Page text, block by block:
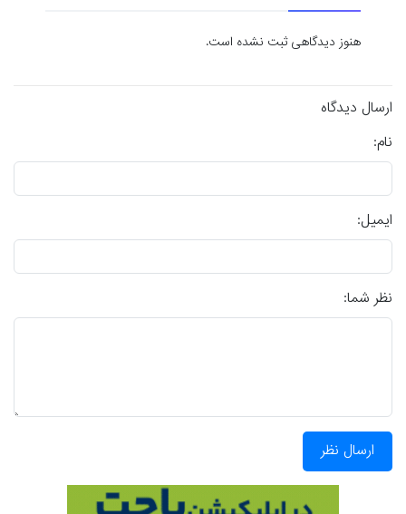
هنوز دیدگاهی ثبت نشده است.
ارسال دیدگاه
نام:
ایمیل:
نظر شما:
ارسال نظر